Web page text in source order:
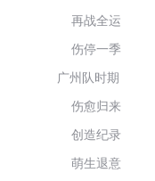
再战全运
伤停一季
广州队时期
伤愈归来
创造纪录
萌生退意